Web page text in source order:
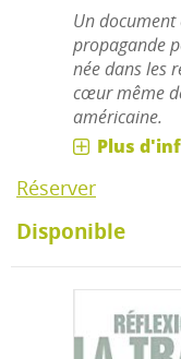
Un
propagande
née dans les
cœur même
américaine.
Plus
Réserver
Disponible